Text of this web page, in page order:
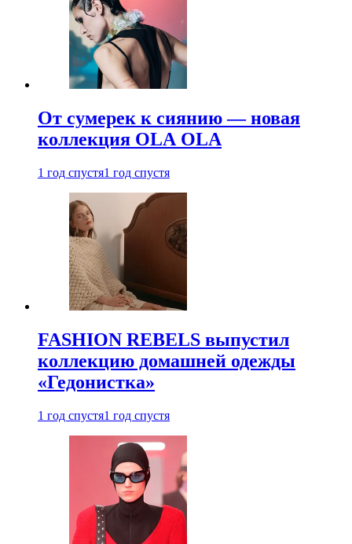
От сумерек к сиянию — новая
коллекция OLA OLA
1 год спустя1 год спустя
FASHION REBELS выпустил
коллекцию домашней одежды
«Гедонистка»
1 год спустя1 год спустя